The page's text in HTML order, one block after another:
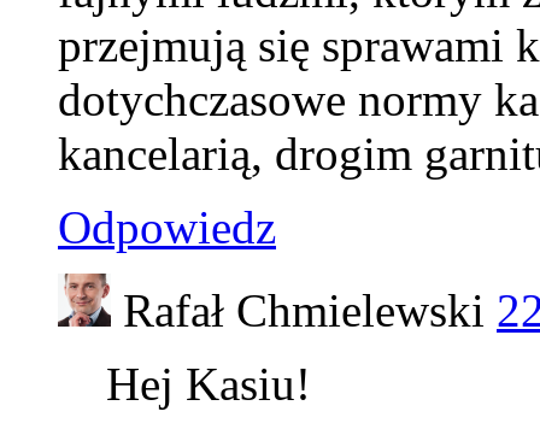
przejmują się sprawami
dotychczasowe normy
kancelarią, drogim
Odpowiedz
Rafał Chmielewski
Hej Kasiu!